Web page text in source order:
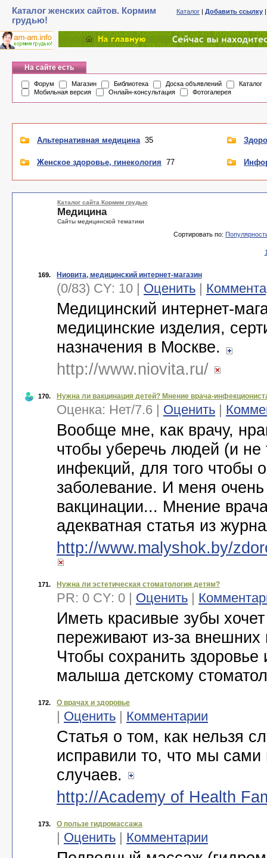
Каталог женских сайтов. Кормим
грудью!
Каталог | Добавить ссылку
На сайте есть
Форум Магазин Библиотека Доска объявлений
Каталог
Мобильная версия
Онлайн-консультация Фотогалерея
Альтернативная медицина 35
Женское здоровье, гинекология 77
Каталог сайта Кормим грудью
Медицина
Сайты медицинской тематики
Сортировать по:
169. Ниовита, медицинский интернет-магазин
(0/83) CY: 10 | Оценить |
Медицинский интернет-
медицинские изделия,
назначения в Москве.
http://www.niovita.ru/
170. Нужна ли вакцинация детей? Мнение врача-
Оценка: Нет/7.6 | Оценить |
Вообще мне, как врачу,
чтобы уберечь людей (и
инфекций, для того чтобы
заболевание. И меня
вакцинации... Мнение
адекватная статья из
http://www.malyshok.by/
171. Нужна ли эстетическая стоматология детям?
PR: 0 CY: 0 | Оценить |
Иметь красивые зубы
переживают из-за
Чтобы сохранить здоровье
малыша детскому
172. О врачах и здоровье
| Оценить | Комментарии
Статья о том, как нельзя
исправили то, что мы сами
случаев.
http://Academy of Health
173. О пользе гидромассажа
| Оценить | Комментарии